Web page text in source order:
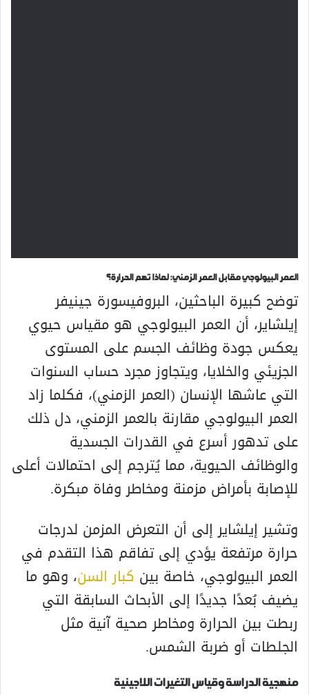
العمر البيولوجي مقابل العمر الزمني: لماذا تهم الحرارة؟
توضح كبيرة الباحثين، البروفيسورة جينيفر
إيلشاير، أن العمر البيولوجي هو مقياس حيوي
يعكس جودة وظائف الجسم على المستوى
الجزيئي والخلايا، ويتجاوز مجرد حساب السنوات
التي عاشها الإنسان (العمر الزمني)، فكلما زاد
العمر البيولوجي مقارنة بالعمر الزمني، دل ذلك
على تدهور أسرع في القدرات الجسدية
والوظائف الحيوية، مما يُترجم إلى احتمالات أعلى
للإصابة بأمراض مزمنة ومخاطر وفاة مبكرة.
وتشير إيلشاير إلى أن التعرض المزمن لدرجات
حرارة مرتفعة يؤدي إلى تفاقم هذا التقدم في
العمر البيولوجي، خاصة بين كبار السن، وهو ما
يضيف بُعدًا جديدًا إلى الأبحاث السابقة التي
ربطت بين الحرارة ومخاطر صحية آنية مثل
الجلطات أو ضربة الشمس.
منهجية الدراسة وقياس التغيرات اللاجينية